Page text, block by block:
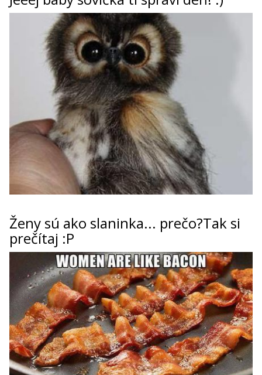
ženy sú ako slaninka... prečo?Tak si
prečítaj :P